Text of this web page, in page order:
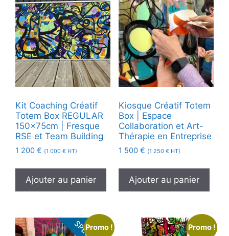
Kit Coaching Créatif
Totem Box REGULAR
150x75cm | Fresque
RSE et Team Building
1 200 € (1 000 € HT)
Ajouter au panier
Kiosque Créatif Totem
Box | Espace
Collaboration et Art-
Thérapie en Entreprise
1 500 € (1 250 €HT)
Ajouter au panier
Promo ! Promo !